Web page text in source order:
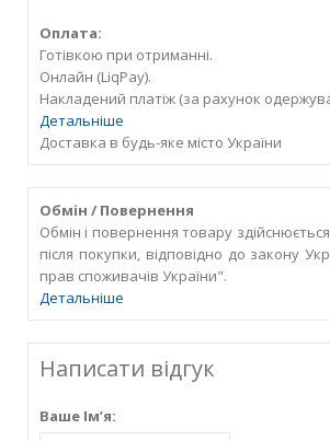
Оплата:
Готівкою при отриманні.
Онлайн (LiqPay).
Накладений платіж (за рахунок
Детальніше
Доставка в будь-яке місто України
Обмін / Повернення
Обмін і повернення товару
після покупки, відповідно до закону
прав споживачів України".
Детальніше
Написати відгук
Ваше Ім’я: